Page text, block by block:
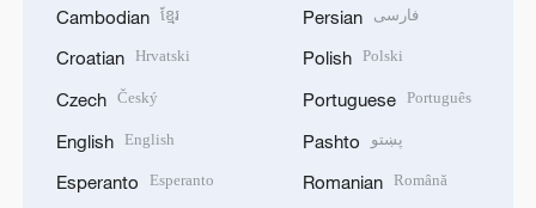
Cambodian ខ្មែរ
Croatian Hrvatski
Czech Český
English English
Esperanto Esperanto
Persian فارسی
Polish Polski
Portuguese Português
Pashto پښتو
Romanian Română